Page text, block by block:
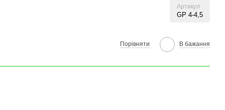
Артикул
GP 4-4,5
Порівняти В бажання